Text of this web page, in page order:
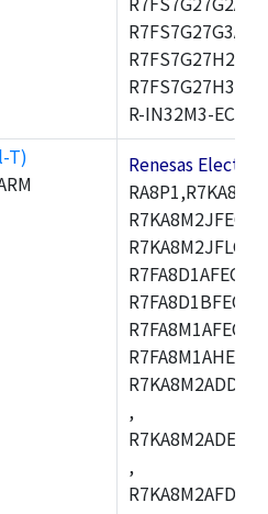
R-IN32M3-EC
T)
Renesas
,
,